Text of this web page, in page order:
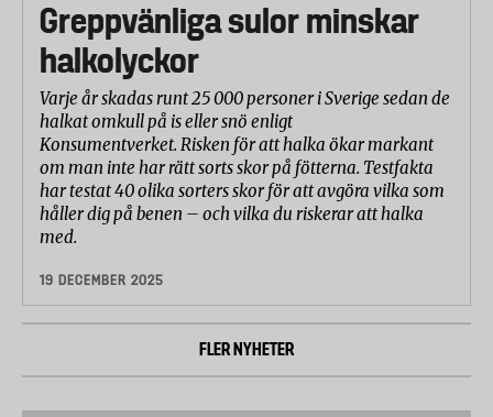
Greppvänliga sulor minskar
halkolyckor
Varje år skadas runt 25 000 personer i Sverige sedan de
halkat omkull på is eller snö enligt
Konsumentverket. Risken för att halka ökar markant
om man inte har rätt sorts skor på fötterna. Testfakta
har testat 40 olika sorters skor för att avgöra vilka som
håller dig på benen – och vilka du riskerar att halka
med.
19 DECEMBER 2025
FLER NYHETER